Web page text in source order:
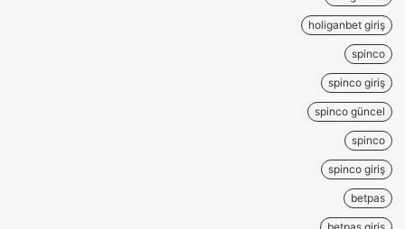
holiganbet giriş
spinco
spinco giriş
spinco güncel
spinco
spinco giriş
betpas